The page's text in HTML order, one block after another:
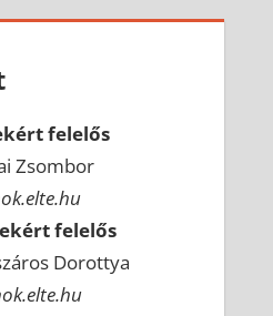
felelős
Zsombor
felelős
Dorottya